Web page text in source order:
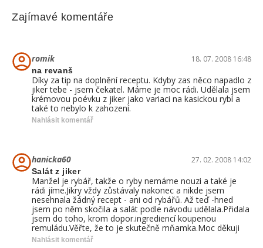
Zajímavé komentáře
romik 18. 07. 2008 16:48
na revanš
Díky za tip na doplnění receptu. Kdyby zas něco napadlo z
jiker tebe - jsem čekatel. Máme je moc rádi. Udělala jsem
krémovou poévku z jiker jako variaci na kasickou rybí a
také to nebylo k zahození.
Nahlásit komentář
hanicka60 27. 02. 2008 14:02
Salát z jiker
Manžel je rybář, takže o ryby nemáme nouzi a také je
rádi jíme.Jikry vždy zůstávaly nakonec a nikde jsem
nesehnala žádný recept - ani od rybářů. Až teď -hned
jsem po něm skočila a salát podle návodu udělala.Přidala
jsem do toho, krom dopor.ingrediencí koupenou
remuládu.Věřte, že to je skutečně mňamka.Moc děkuji
Nahlásit komentář